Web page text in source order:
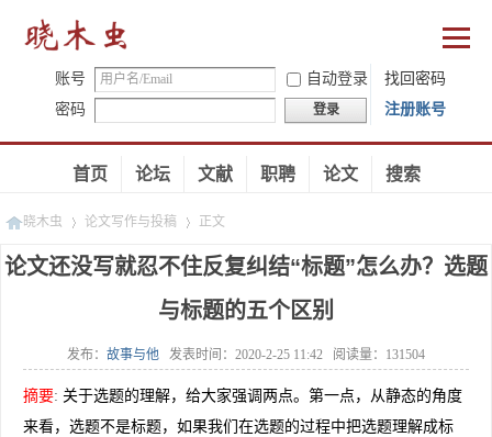
账号 自动登录
找回密码
密码
登录 注册账号
首页 论坛 文献 职聘 论文 搜索
晓木虫 论文写作与投稿
»
正文
论文还没写就忍不住反复纠结“标题”怎么办？选题
与标题的五个区别
发布： 故事与他 发表时间： 2020-2-25 11:42 阅读量： 131504
摘要: 关于选题的理解，给大家强调两点。第一点，从静态的角度
来看，选题不是标题，如果我们在选题的过程中把选题理解成标